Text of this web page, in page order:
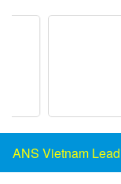
EBMPAPST
ECKERLE
ANS Vietnam